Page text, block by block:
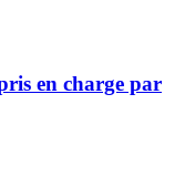
en charge par